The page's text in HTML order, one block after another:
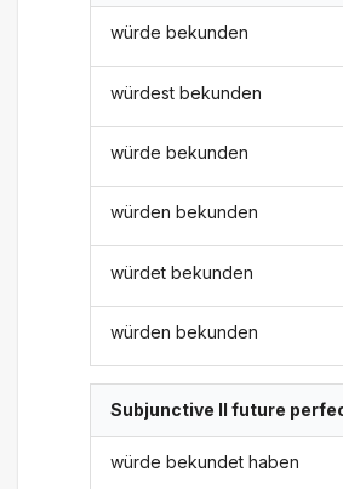
würde bekunden
würdest bekunden
würde bekunden
würden bekunden
würdet bekunden
würden bekunden
Subjunctive II future
würde bekundet haben